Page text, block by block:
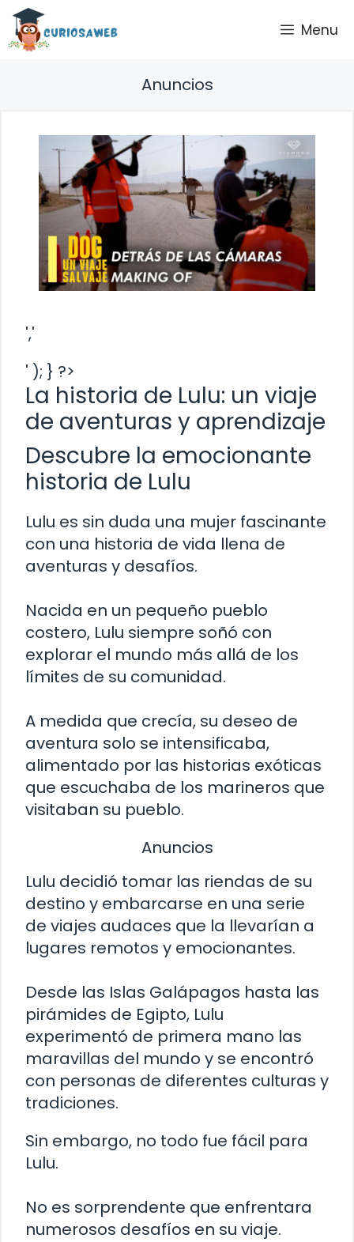
Saltar
contenido
Menu
Anuncios
','
' ); } ?>
La historia de Lulu: un viaje
de aventuras y aprendizaje
Descubre la emocionante
historia de Lulu
Lulu es sin duda una mujer fascinante
con una historia de vida llena de
aventuras y desafíos.
Nacida en un pequeño pueblo
costero, Lulu siempre soñó con
explorar el mundo más allá de los
límites de su comunidad.
A medida que crecía, su deseo de
aventura solo se intensificaba,
alimentado por las historias exóticas
que escuchaba de los marineros que
visitaban su pueblo.
Anuncios
Lulu decidió tomar las riendas de su
destino y embarcarse en una serie
de viajes audaces que la llevarían a
lugares remotos y emocionantes.
Desde las Islas Galápagos hasta las
pirámides de Egipto, Lulu
experimentó de primera mano las
maravillas del mundo y se encontró
con personas de diferentes culturas y
tradiciones.
Sin embargo, no todo fue fácil para
Lulu.
No es sorprendente que enfrentara
numerosos desafíos en su viaje.